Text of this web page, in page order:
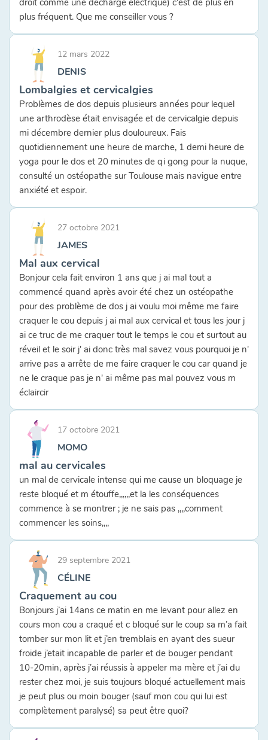
droit comme une décharge électrique) c'est de plus en
plus fréquent. Que me conseiller vous ?
12 mars 2022
DENIS
Lombalgies et cervicalgies
Problèmes de dos depuis plusieurs années pour lequel
une arthrodèse était envisagée et de cervicalgie depuis
mi décembre dernier plus douloureux. Fais
quotidiennement une heure de marche, 1 demi heure de
yoga pour le dos et 20 minutes de qi gong pour la nuque,
consulté un ostéopathe sur Toulouse mais navigue entre
anxiété et espoir.
27 octobre 2021
JAMES
Mal aux cervical
Bonjour cela fait environ 1 ans que j ai mal tout a
commencé quand après avoir été chez un ostéopathe
pour des problème de dos j ai voulu moi même me faire
craquer le cou depuis j ai mal aux cervical et tous les jour j
ai ce truc de me craquer tout le temps le cou et surtout au
réveil et le soir j' ai donc très mal savez vous pourquoi je n'
arrive pas a arrête de me faire craquer le cou car quand je
ne le craque pas je n' ai même pas mal pouvez vous m
éclaircir
17 octobre 2021
MOMO
mal au cervicales
un mal de cervicale intense qui me cause un bloquage je
reste bloqué et m étouffe,,,,,,et la les conséquences
commence à se montrer ; je ne sais pas ,,,,comment
commencer les soins,,,,
29 septembre 2021
CÉLINE
Craquement au cou
Bonjours j’ai 14ans ce matin en me levant pour allez en
cours mon cou a craqué et c bloqué sur le coup sa m’a fait
tomber sur mon lit et j’en tremblais en ayant des sueur
froide j’etait incapable de parler et de bouger pendant
10-20min, après j’ai réussis à appeler ma mère et j’ai du
rester chez moi, je suis toujours bloqué actuellement mais
je peut plus ou moin bouger (sauf mon cou qui lui est
complètement paralysé) sa peut être quoi?